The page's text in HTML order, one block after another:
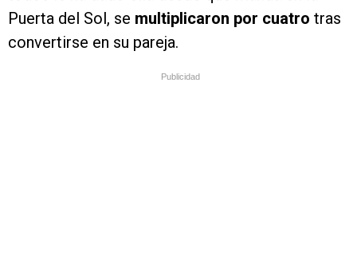
Puerta del Sol, se multiplicaron por cuatro tras
convertirse en su pareja.
Publicidad